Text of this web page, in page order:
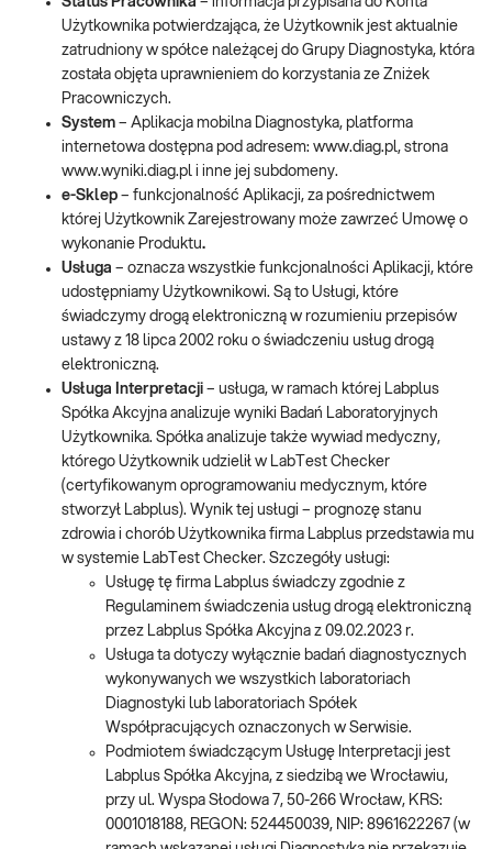
Użytkownika potwierdzająca, że Użytkownik jest aktualnie
zatrudniony w spółce należącej do Grupy Diagnostyka, która
została objęta uprawnieniem do korzystania ze Zniżek
Pracowniczych.
System – Aplikacja mobilna Diagnostyka, platforma
internetowa dostępna pod adresem: www.diag.pl, strona
www.wyniki.diag.pl i inne jej subdomeny.
e-Sklep – funkcjonalność Aplikacji, za pośrednictwem
której Użytkownik Zarejestrowany może zawrzeć Umowę o
wykonanie Produktu.
Usługa – oznacza wszystkie funkcjonalności Aplikacji, które
udostępniamy Użytkownikowi. Są to Usługi, które
świadczymy drogą elektroniczną w rozumieniu przepisów
ustawy z 18 lipca 2002 roku o świadczeniu usług drogą
elektroniczną.
Usługa Interpretacji – usługa, w ramach której Labplus
Spółka Akcyjna analizuje wyniki Badań Laboratoryjnych
Użytkownika. Spółka analizuje także wywiad medyczny,
którego Użytkownik udzielił w LabTest Checker
(certyfikowanym oprogramowaniu medycznym, które
stworzył Labplus). Wynik tej usługi – prognozę stanu
zdrowia i chorób Użytkownika firma Labplus przedstawia mu
w systemie LabTest Checker. Szczegóły usługi:
Usługę tę firma Labplus świadczy zgodnie z
Regulaminem świadczenia usług drogą elektroniczną
przez Labplus Spółka Akcyjna z 09.02.2023 r.
Usługa ta dotyczy wyłącznie badań diagnostycznych
wykonywanych we wszystkich laboratoriach
Diagnostyki lub laboratoriach Spółek
Współpracujących oznaczonych w Serwisie.
Podmiotem świadczącym Usługę Interpretacji jest
Labplus Spółka Akcyjna, z siedzibą we Wrocławiu,
przy ul. Wyspa Słodowa 7, 50-266 Wrocław, KRS:
0001018188, REGON: 524450039, NIP: 8961622267 (w